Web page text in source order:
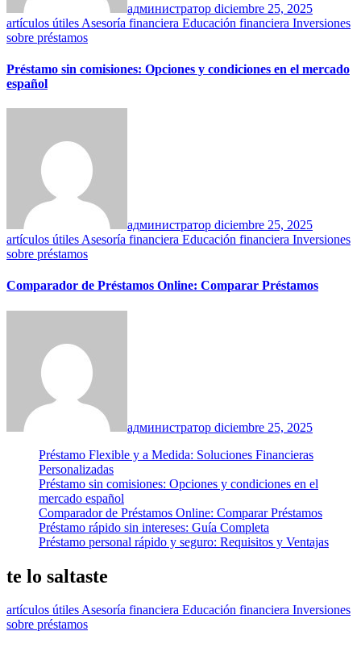
администратор diciembre 25, 2025
artículos útiles Asesoría financiera Educación financiera Inversiones
sobre préstamos
Préstamo sin comisiones: Opciones y condiciones en el mercado
español
администратор diciembre 25, 2025
artículos útiles Asesoría financiera Educación financiera Inversiones
sobre préstamos
Comparador de Préstamos Online: Comparar Préstamos
администратор diciembre 25, 2025
Préstamo Flexible y a Medida: Soluciones Financieras
Personalizadas
Préstamo sin comisiones: Opciones y condiciones en el
mercado español
Comparador de Préstamos Online: Comparar Préstamos
Préstamo rápido sin intereses: Guía Completa
Préstamo personal rápido y seguro: Requisitos y Ventajas
te lo saltaste
artículos útilesAsesoría financiera Educación financiera Inversiones
sobre préstamos